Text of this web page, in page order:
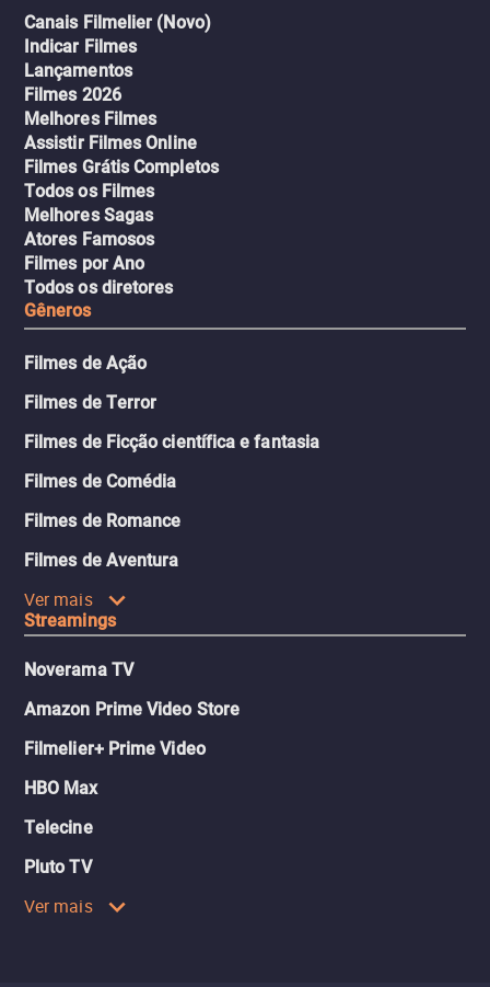
Canais Filmelier (Novo)
Indicar Filmes
Lançamentos
Filmes 2026
Melhores Filmes
Assistir Filmes Online
Filmes Grátis Completos
Todos os Filmes
Melhores Sagas
Atores Famosos
Filmes por Ano
Todos os diretores
Gêneros
Filmes de Ação
Filmes de Terror
Filmes de Ficção científica e fantasia
Filmes de Comédia
Filmes de Romance
Filmes de Aventura
Ver mais
Streamings
Noverama TV
Amazon Prime Video Store
Filmelier+ Prime Video
HBO Max
Telecine
Pluto TV
Ver mais